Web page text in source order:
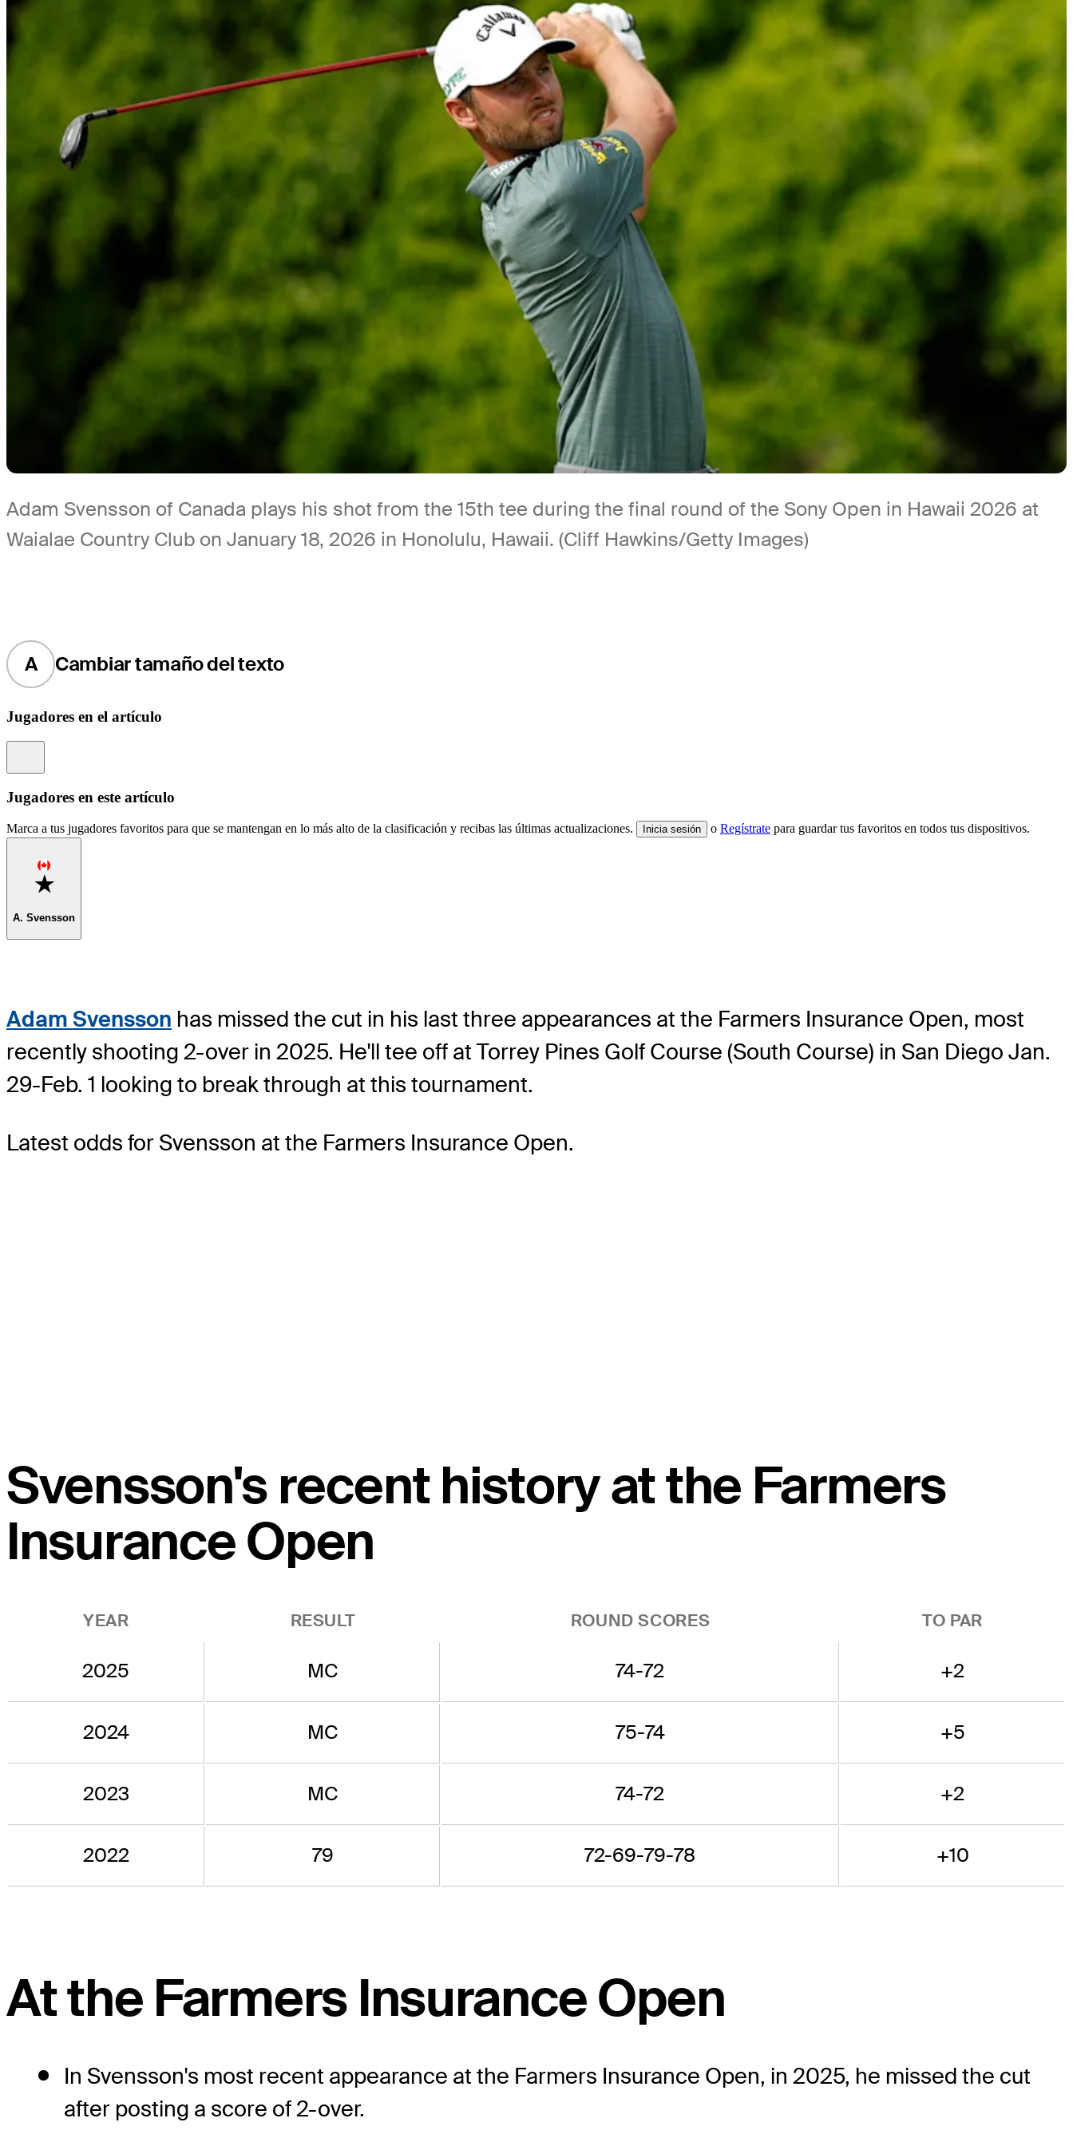
Adam Svensson of Canada plays his shot from the 15th tee during the final round of the Sony Open in Hawaii 2026 at
Waialae Country Club on January 18, 2026 in Honolulu, Hawaii. (Cliff Hawkins/Getty Images)
A Cambiar tamaño del texto
Jugadores en el artículo
Jugadores en este artículo
Marca a tus jugadores favoritos para que se mantengan en lo más alto de la clasificación y recibas las últimas actualizaciones. Inicia sesión o Regístrate para guardar tus favoritos en todos tus dispositivos.
Favorite
A. Svensson
Adam Svensson has missed the cut in his last three appearances at the Farmers Insurance Open, most
recently shooting 2-over in 2025. He'll tee off at Torrey Pines Golf Course (South Course) in San Diego Jan.
29-Feb. 1 looking to break through at this tournament.
Latest odds for Svensson at the Farmers Insurance Open.
Svensson's recent history at the Farmers
Insurance Open
YEAR RESULT ROUND SCORES TO PAR
2025 MC 74-72 +2
2024 MC 75-74 +5
2023 MC 74-72 +2
2022 79 72-69-79-78 +10
At the Farmers Insurance Open
In Svensson's most recent appearance at the Farmers Insurance Open, in 2025, he missed the cut
after posting a score of 2-over.